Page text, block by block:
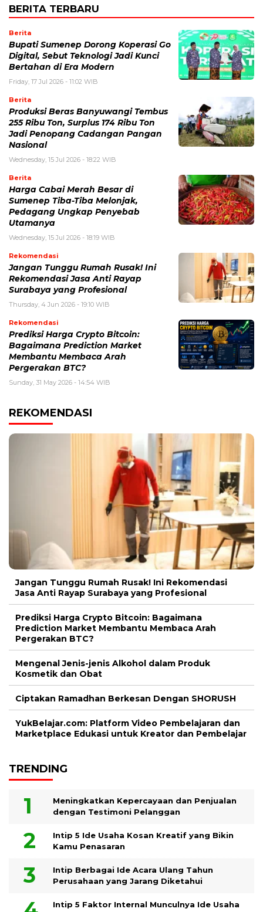
BERITA TERBARU
Berita
Bupati Sumenep Dorong Koperasi Go
Digital, Sebut Teknologi Jadi Kunci
Bertahan di Era Modern
Friday, 17 Jul 2026 - 11:02 WIB
Berita
Produksi Beras Banyuwangi Tembus
255 Ribu Ton, Surplus 174 Ribu Ton
Jadi Penopang Cadangan Pangan
Nasional
Wednesday, 15 Jul 2026 - 18:22 WIB
Berita
Harga Cabai Merah Besar di
Sumenep Tiba-Tiba Melonjak,
Pedagang Ungkap Penyebab
Utamanya
Wednesday, 15 Jul 2026 - 18:19 WIB
Rekomendasi
Jangan Tunggu Rumah Rusak! Ini
Rekomendasi Jasa Anti Rayap
Surabaya yang Profesional
Thursday, 4 Jun 2026 - 19:10 WIB
Rekomendasi
Prediksi Harga Crypto Bitcoin:
Bagaimana Prediction Market
Membantu Membaca Arah
Pergerakan BTC?
Sunday, 31 May 2026 - 14:54 WIB
REKOMENDASI
Jangan Tunggu Rumah Rusak! Ini Rekomendasi
Jasa Anti Rayap Surabaya yang Profesional
Prediksi Harga Crypto Bitcoin: Bagaimana
Prediction Market Membantu Membaca Arah
Pergerakan BTC?
Mengenal Jenis-jenis Alkohol dalam Produk
Kosmetik dan Obat
Ciptakan Ramadhan Berkesan Dengan SHORUSH
YukBelajar.com: Platform Video Pembelajaran dan
Marketplace Edukasi untuk Kreator dan Pembelajar
TRENDING
Meningkatkan Kepercayaan dan Penjualan
dengan Testimoni Pelanggan
Intip 5 Ide Usaha Kosan Kreatif yang Bikin
Kamu Penasaran
Intip Berbagai Ide Acara Ulang Tahun
Perusahaan yang Jarang Diketahui
Intip 5 Faktor Internal Munculnya Ide Usaha